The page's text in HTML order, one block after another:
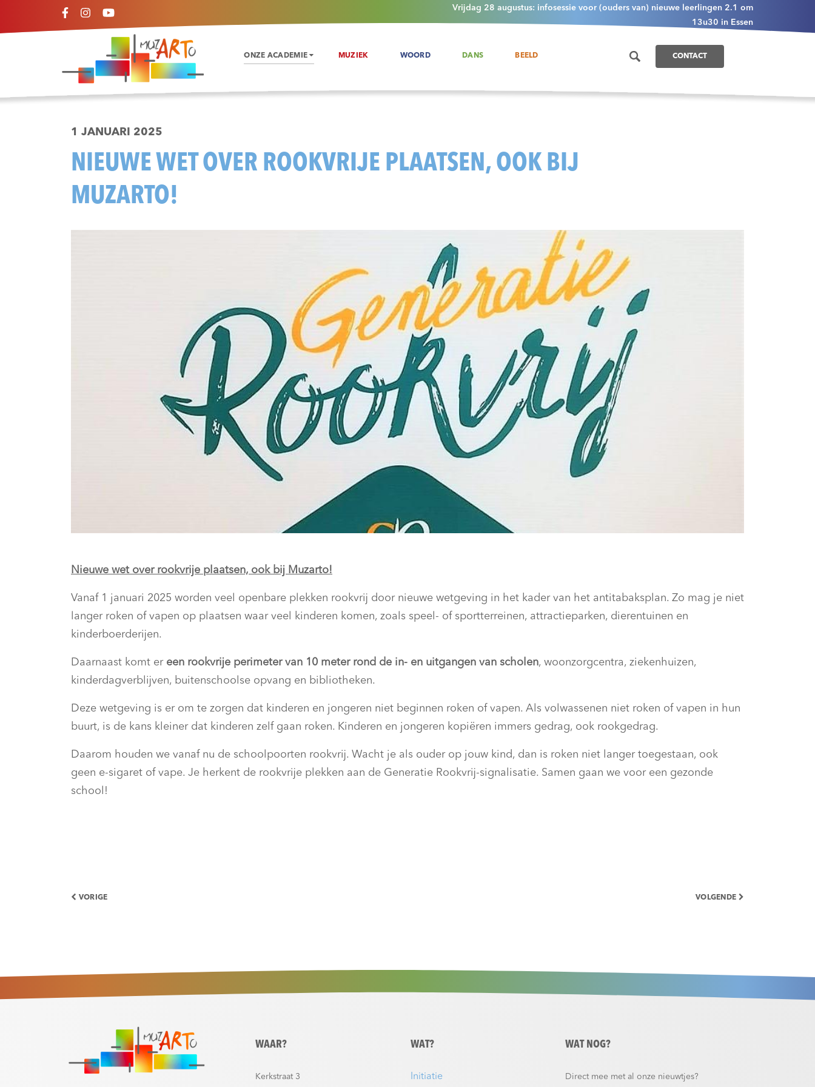
Vrijdag 28 augustus: infosessie voor (ouders van) nieuwe leerlingen 2.1 om
13u30 in Essen
ONZE ACADEMIE MUZIEK WOORD DANS BEELD CONTACT
1 JANUARI 2025
NIEUWE WET OVER ROOKVRIJE PLAATSEN, OOK BIJ
MUZARTO!
Nieuwe wet over rookvrije plaatsen, ook bij Muzarto!
Vanaf 1 januari 2025 worden veel openbare plekken rookvrij door nieuwe wetgeving in het kader van het antitabaksplan. Zo mag je niet
langer roken of vapen op plaatsen waar veel kinderen komen, zoals speel- of sportterreinen, attractieparken, dierentuinen en
kinderboerderijen.
Daarnaast komt er een rookvrije perimeter van 10 meter rond de in- en uitgangen van scholen, woonzorgcentra, ziekenhuizen,
kinderdagverblijven, buitenschoolse opvang en bibliotheken.
Deze wetgeving is er om te zorgen dat kinderen en jongeren niet beginnen roken of vapen. Als volwassenen niet roken of vapen in hun
buurt, is de kans kleiner dat kinderen zelf gaan roken. Kinderen en jongeren kopiëren immers gedrag, ook rookgedrag.
Daarom houden we vanaf nu de schoolpoorten rookvrij. Wacht je als ouder op jouw kind, dan is roken niet langer toegestaan, ook
geen e-sigaret of vape. Je herkent de rookvrije plekken aan de Generatie Rookvrij-signalisatie. Samen gaan we voor een gezonde
school!
VORIGE VOLGENDE
WAAR?
Kerkstraat 3
WAT?
Initiatie
WAT NOG?
Direct mee met al onze nieuwtjes?